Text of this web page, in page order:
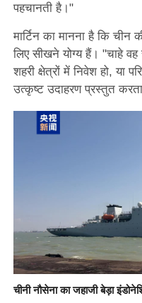
पहचानती है।"
मार्टिन का मानना ​​है कि
लिए सीखने योग्य हैं। "चाहे वह
शहरी क्षेत्रों में निवेश हो, या
उत्कृष्ट उदाहरण प्रस्तुत
चीनी नौसेना का जहाजी बेड़ा